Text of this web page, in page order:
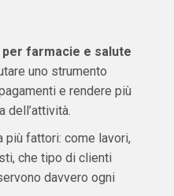
per farmacie e salute
uno strumento
e rendere più
dell’attività.
più fattori: come lavori,
che tipo di clienti
davvero ogni